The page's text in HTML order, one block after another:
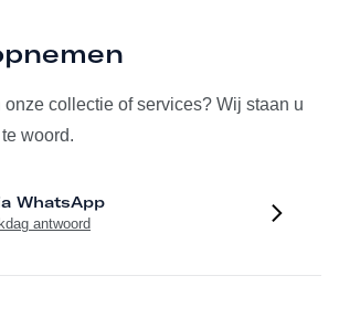
collectie of services? Wij staan u
woord.
WhatsApp
antwoord